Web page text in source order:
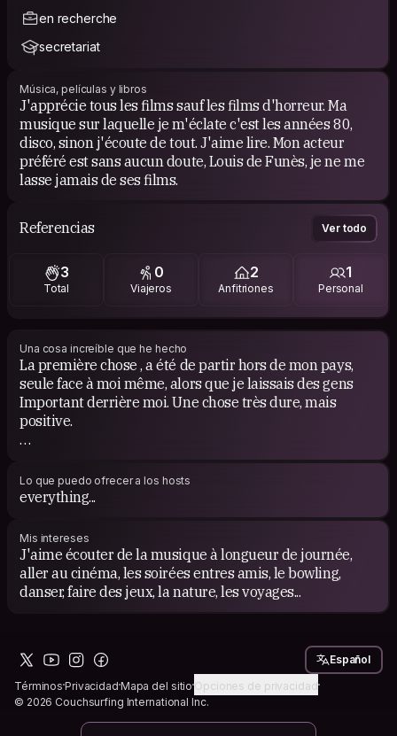
en recherche
secretariat
Música, películas y libros
J'apprécie tous les films sauf les films d'horreur. Ma
musique sur laquelle je m'éclate c'est les années 80,
disco, sinon j'écoute de tout. J'aime lire. Mon acteur
préféré est sans aucun doute, Louis de Funès, je ne me
lasse jamais de ses films.
Referencias Ver todo
3
Total
0
Viajeros
2
Anfitriones
1
Personal
Una cosa increíble que he hecho
La première chose , a été de partir hors de mon pays,
seule face à moi même, alors que je laissais des gens
Important derrière moi. Une chose très dure, mais
positive.
La seconde, tout quitter pour vivre presque 3 ans en
Australie avec mon compagnon de l'époque. Un grand
et merveilleux changement, des souvenirs pleins la
Lo que puedo ofrecer a los hosts
everything...
Mis intereses
J'aime écouter de la musique à longueur de journée,
aller au cinéma, les soirées entres amis, le bowling,
danser, faire des jeux, la nature, les voyages...
TérminosPrivacidadMapa del sitioOpciones de privacidad
© 2026 Couchsurfing International Inc.
Español